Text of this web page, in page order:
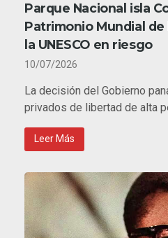
Parque Nacional isla
Patrimonio Mundial de
la UNESCO en riesgo
10/07/2026
La decisión del Gobierno
privados de libertad de alta
Leer Más